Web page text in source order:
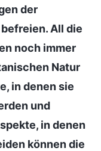
der
All die
noch immer
Natur
in denen sie
und
in denen
können die